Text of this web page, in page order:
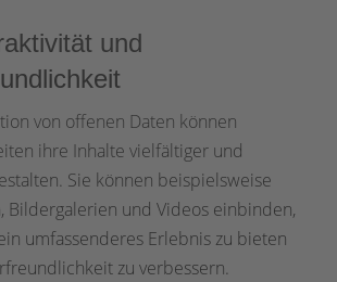
und
von offenen Daten können
ihre Inhalte vielfältiger und
Sie können beispielsweise
Bildergalerien und Videos einbinden,
umfassenderes Erlebnis zu bieten
zu verbessern.